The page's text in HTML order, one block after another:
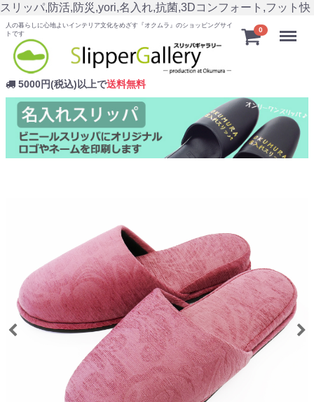
スリッパ,防活,防災,yori,名入れ,抗菌,3Dコンフォート,フット快
人の暮らしに心地よいインテリア文化をめざす『オクムラ』のショッピングサイ
トです
5000円(税込)以上で送料無料
0 Menu